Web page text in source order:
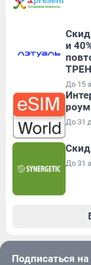
и
До 15
До 31
До 31
Подписаться